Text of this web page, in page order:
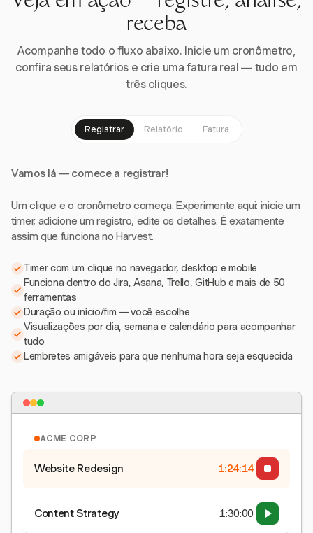
receba
Acompanhe todo o fluxo abaixo. Inicie um cronômetro,
confira seus relatórios e crie uma fatura real — tudo em
três cliques.
Registrar Relatório Fatura
Vamos lá — comece a registrar!
Um clique e o cronômetro começa. Experimente aqui: inicie um
timer, adicione um registro, edite os detalhes. É exatamente
assim que funciona no Harvest.
Timer com um clique no navegador, desktop e mobile
Funciona dentro do Jira, Asana, Trello, GitHub e mais de 50
ferramentas
Duração ou início/fim — você escolhe
Visualizações por dia, semana e calendário para acompanhar
tudo
Lembretes amigáveis para que nenhuma hora seja esquecida
ACME CORP
Website Redesign 1:24:15
Content Strategy 1:30:00